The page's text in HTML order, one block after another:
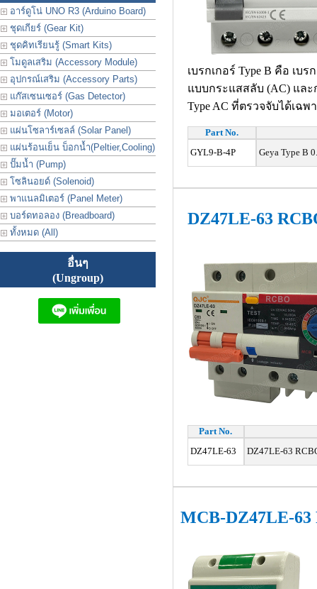
อาร์ดูโน่ UNO R3 (Arduino Board)
ชุดเกียร์ (Gear Kit)
ชุดคิทเรียนรู้ (Smart Kits)
โมดูลเสริม (Accessory Module)
อุปกรณ์เสริม (Accessory Parts)
แก๊สเซนเซอร์ (Gas Detector)
มอเตอร์ (Motor)
แผ่นโซลาร์เซลล์ (Solar Panel)
แผ่นร้อนเย็น บ็อกน้ำ(Peltier,Cooling)
ปั๊มน้ำ (Pump)
โซลินอยด์ (Solenoid)
พาแนลมิเตอร์ (Panel Meter)
บอร์ดทอลอง (Breadboard)
ทั้งหมด (All)
อื่นๆ
(Ungroup)
เบรกเกอร์ Type B คือ เบ
แบบกระแสสลับ (AC) และ
Type AC ที่ตรวจจับได้เฉ
Part No.
GYL9-B-4P
Geya Type B
DZ47LE-63
Part No.
DZ47LE-63
DZ47LE-63
MCB-DZ47LE-